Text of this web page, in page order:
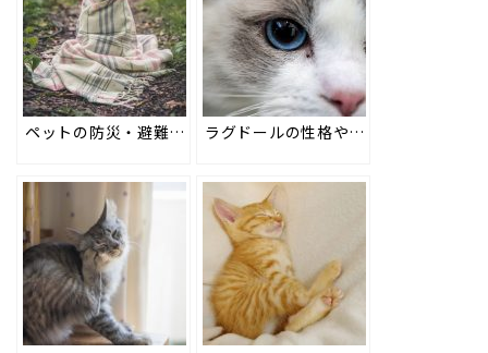
ペットの防災・避難用品は何を何日分用意する必要がある？ #96 ラグドールの性格や特徴とは？子猫のときから愛嬌あり！飼育時には注意点も #111